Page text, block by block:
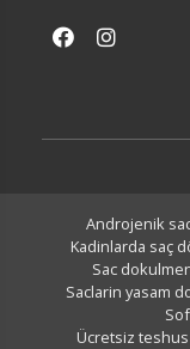
Androjenik
Kadinlarda saç
Sac
Saclarin yasam
Ücretsiz